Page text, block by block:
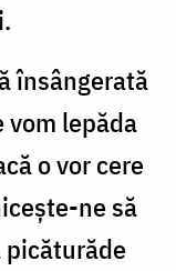
însângerată
vom lepăda
o vor cere
ne să